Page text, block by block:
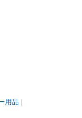
用品